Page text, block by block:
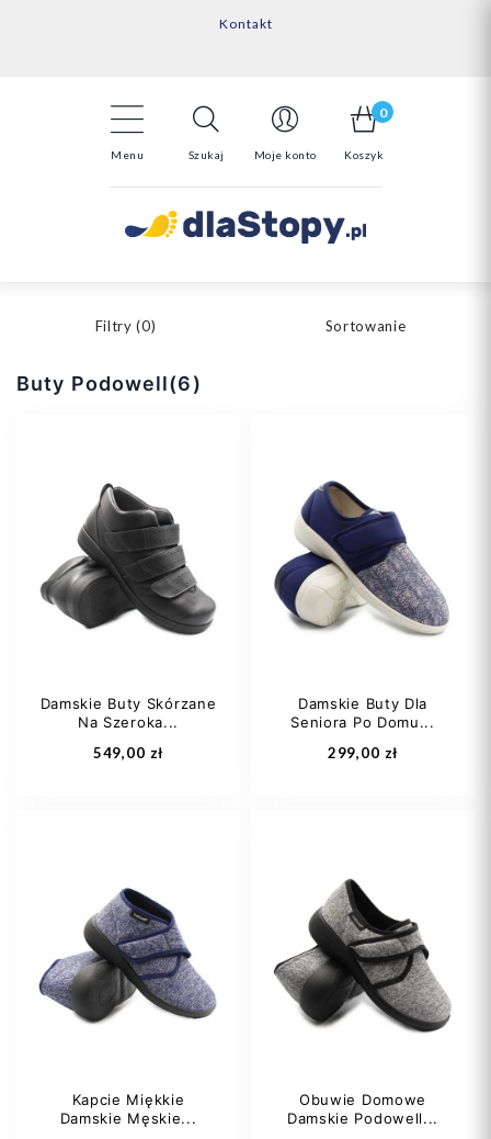
Kontakt
14 Dni na darmowy zwrot*
Menu Szukaj Moje konto
0
Koszyk
Filtry (0) Sortowanie
Buty Podowell(6)
Damskie Buty Skórzane
Na Szeroka...
549,00 zł
38
40
41
43
Dodaj do koszyka
Damskie Buty Dla
Seniora Po Domu...
299,00 zł
39
40
42
Dodaj do koszyka
Kapcie Miękkie
Damskie Męskie...
Obuwie Domowe
Damskie Podowell...